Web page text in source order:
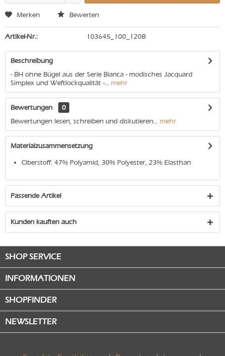
Merken Bewerten
Artikel-Nr.: 103645_100_120B
Beschreibung
- BH ohne Bügel aus der Serie Bianca - modisches Jacquard
Simplex und Weftlockqualität -... mehr
Bewertungen
0
Bewertungen lesen, schreiben und diskutieren... mehr
Materialzusammensetzung
Oberstoff: 47% Polyamid, 30% Polyester, 23% Elasthan
Passende Artikel
Kunden kauften auch
SHOP SERVICE
INFORMATIONEN
SHOPFINDER
NEWSLETTER